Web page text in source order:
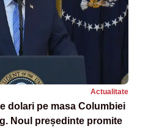
Actualitate
dolari pe masa Columbiei
Noul președinte promite